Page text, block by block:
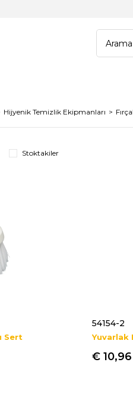
Hijyenik Temizlik Ekipmanları
Stoktakiler
Sert
54154-2
Yuvarlak
€ 10,96